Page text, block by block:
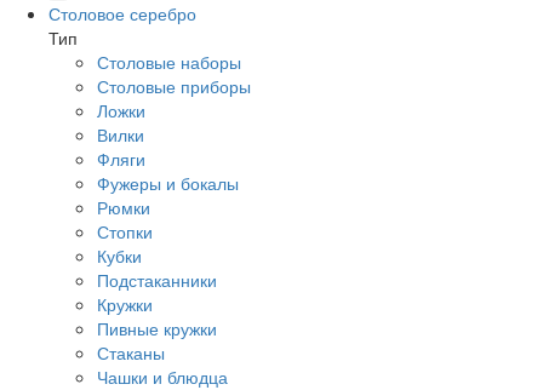
Столовое серебро
Тип
Столовые наборы
Столовые приборы
Ложки
Вилки
Фляги
Фужеры и бокалы
Рюмки
Стопки
Кубки
Подстаканники
Кружки
Пивные кружки
Стаканы
Чашки и блюдца